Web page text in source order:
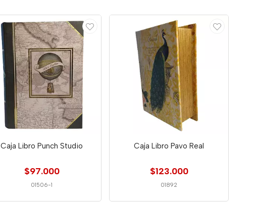
Caja Libro Punch Studio
$97.000
01506-1
Caja Libro Pavo Real
$123.000
01892